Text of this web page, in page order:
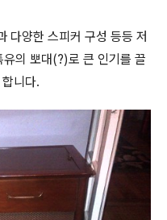
다양한 스피커 구성 등등 저
의 뽀대(?)로 큰 인기를 끌
니다.